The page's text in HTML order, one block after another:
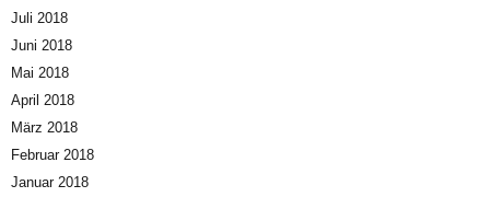
Juli 2018
Juni 2018
Mai 2018
April 2018
März 2018
Februar 2018
Januar 2018